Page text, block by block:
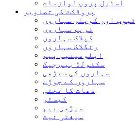
اسٹیل پروپ لوازمات
پروڈکٹ کی تصاویر
ٹیوب اور کوپلر سہاروں
فریم سہاروں
کپلاک سہاروں
رنگلاک سہاروں
ایلومینیم بیم
سکفولڈ بیس جیک
سہاروں کی سیڑھی
سہاروں کے جوڑے
دھات کا تختی
کیسٹر
سیڑھی بیم
سیفٹی نیٹ